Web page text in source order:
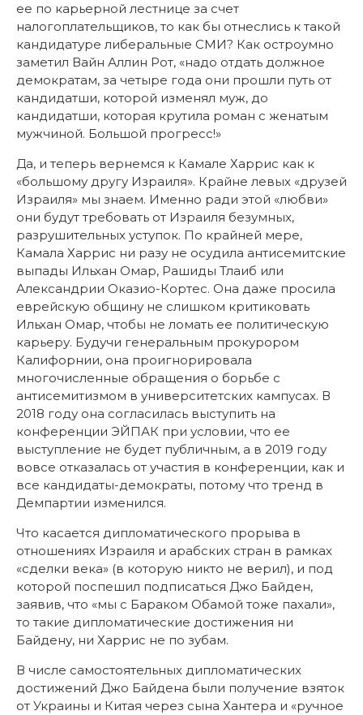
ее по карьерной лестнице за счет
налогоплательщиков, то как бы отнеслись к такой
кандидатуре либеральные СМИ? Как остроумно
заметил Вайн Аллин Рот, «надо отдать должное
демократам, за четыре года они прошли путь от
кандидатши, которой изменял муж, до
кандидатши, которая крутила роман с женатым
мужчиной. Большой прогресс!»
Да, и теперь вернемся к Камале Харрис как к
«большому другу Израиля». Крайне левых «друзей
Израиля» мы знаем. Именно ради этой «любви»
они будут требовать от Израиля безумных,
разрушительных уступок. По крайней мере,
Камала Харрис ни разу не осудила антисемитские
выпады Ильхан Омар, Рашиды Тлаиб или
Александрии Оказио-Кортес. Она даже просила
еврейскую общину не слишком критиковать
Ильхан Омар, чтобы не ломать ее политическую
карьеру. Будучи генеральным прокурором
Калифорнии, она проигнорировала
многочисленные обращения о борьбе с
антисемитизмом в университетских кампусах. В
2018 году она согласилась выступить на
конференции ЭЙПАК при условии, что ее
выступление не будет публичным, а в 2019 году
вовсе отказалась от участия в конференции, как и
все кандидаты-демократы, потому что тренд в
Демпартии изменился.
Что касается дипломатического прорыва в
отношениях Израиля и арабских стран в рамках
«сделки века» (в которую никто не верил), и под
которой поспешил подписаться Джо Байден,
заявив, что «мы с Бараком Обамой тоже пахали»,
то такие дипломатические достижения ни
Байдену, ни Харрис не по зубам.
В числе самостоятельных дипломатических
достижений Джо Байдена были получение взяток
от Украины и Китая через сына Хантера и «ручное